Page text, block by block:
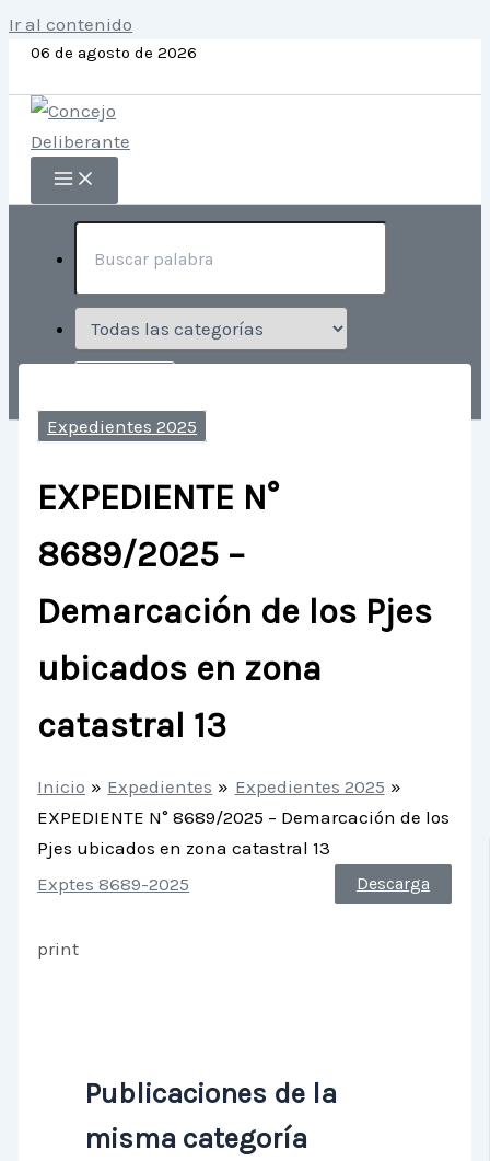
Ir al contenido
06 de agosto de 2026
Expedientes 2025
EXPEDIENTE N°
8689/2025 –
Demarcación de los Pjes
ubicados en zona
catastral 13
Inicio Expedientes
Expedientes 2025
EXPEDIENTE N° 8689/2025 – Demarcación de los
Pjes ubicados en zona catastral 13
Exptes 8689-2025
Descarga
print
Publicaciones de la
misma categoría